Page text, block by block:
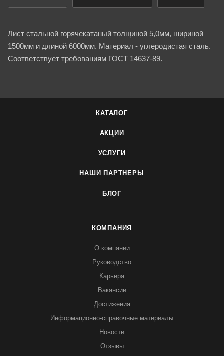
Лист стальной горячекатаный толщиной 5,0мм, шириной
1500мм и длиной 6000мм. Материал - углеродистая сталь.
Соответствует требованиям ГОСТ 14637-89.
КАТАЛОГ
АКЦИИ
УСЛУГИ
НАШИ ПАРТНЕРЫ
БЛОГ
КОМПАНИЯ
О компании
Руководство
Карьера
Вакансии
Достижения
Информационно-справочные материалы
Новости
Отзывы